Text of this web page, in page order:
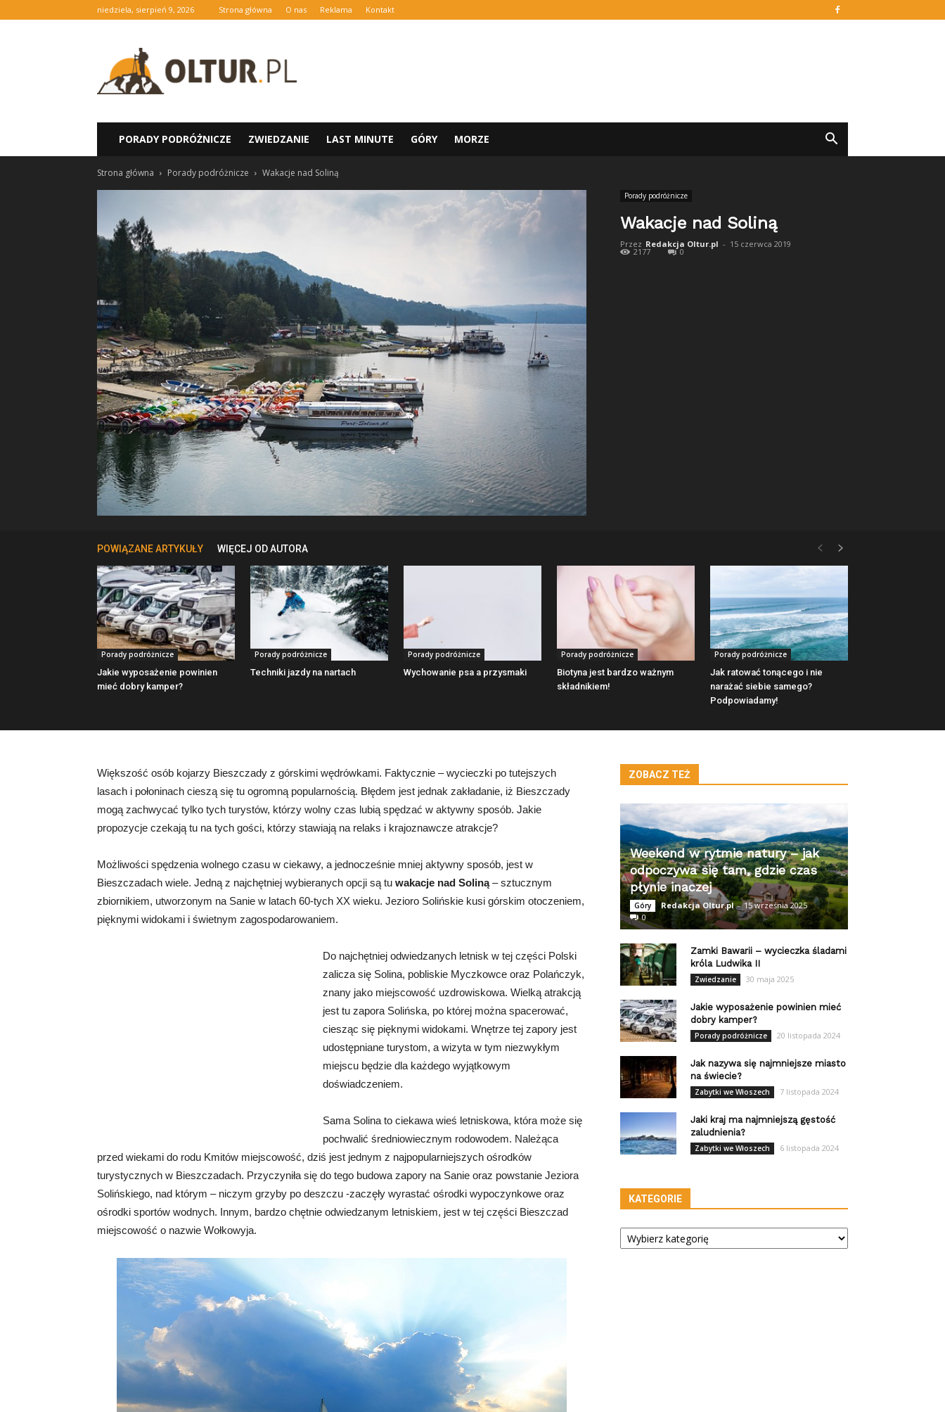
niedziela, sierpień 9, 2026 Strona główna O nas Reklama Kontakt
oltur.pl
PORADY PODRÓŻNICZE ZWIEDZANIE LAST MINUTE GÓRY MORZE
Strona główna Porady podróżnicze Wakacje nad Soliną
Porady podróżnicze
Wakacje nad Soliną
Przez Redakcja Oltur.pl - 15 czerwca 2019
2177 0
POWIĄZANE ARTYKUŁY WIĘCEJ OD AUTORA
Porady podróżnicze
Jakie wyposażenie powinien
mieć dobry kamper?
Porady podróżnicze
Techniki jazdy na nartach
Porady podróżnicze
Wychowanie psa a przysmaki
Porady podróżnicze
Biotyna jest bardzo ważnym
składnikiem!
Porady podróżnicze
Jak ratować tonącego i nie
narażać siebie samego?
Podpowiadamy!
Większość osób kojarzy Bieszczady z górskimi wędrówkami. Faktycznie – wycieczki po tutejszych
lasach i połoninach cieszą się tu ogromną popularnością. Błędem jest jednak zakładanie, iż Bieszczady
mogą zachwycać tylko tych turystów, którzy wolny czas lubią spędzać w aktywny sposób. Jakie
propozycje czekają tu na tych gości, którzy stawiają na relaks i krajoznawcze atrakcje?
Możliwości spędzenia wolnego czasu w ciekawy, a jednocześnie mniej aktywny sposób, jest w
Bieszczadach wiele. Jedną z najchętniej wybieranych opcji są tu wakacje nad Soliną– sztucznym
zbiornikiem, utworzonym na Sanie w latach 60-tych XX wieku. Jezioro Solińskie kusi górskim otoczeniem,
pięknymi widokami i świetnym zagospodarowaniem.
Do najchętniej odwiedzanych letnisk w tej części Polski
zalicza się Solina, pobliskie Myczkowce oraz Polańczyk,
znany jako miejscowość uzdrowiskowa. Wielką atrakcją
jest tu zapora Solińska, po której można spacerować,
ciesząc się pięknymi widokami. Wnętrze tej zapory jest
udostępniane turystom, a wizyta w tym niezwykłym
miejscu będzie dla każdego wyjątkowym
doświadczeniem.
Sama Solina to ciekawa wieś letniskowa, która może się
pochwalić średniowiecznym rodowodem. Należąca
przed wiekami do rodu Kmitów miejscowość, dziś jest jednym z najpopularniejszych ośrodków
turystycznych w Bieszczadach. Przyczyniła się do tego budowa zapory na Sanie oraz powstanie Jeziora
Solińskiego, nad którym – niczym grzyby po deszczu -zaczęły wyrastać ośrodki wypoczynkowe oraz
ośrodki sportów wodnych. Innym, bardzo chętnie odwiedzanym letniskiem, jest w tej części Bieszczad
miejscowość o nazwie Wołkowyja.
ZOBACZ TEŻ
Weekend w rytmie natury – jak
odpoczywa się tam, gdzie czas
płynie inaczej
Góry Redakcja Oltur.pl - 15 września 2025
0
Zamki Bawarii – wycieczka śladami
króla Ludwika II
Zwiedzanie 30 maja 2025
Jakie wyposażenie powinien mieć
dobry kamper?
Porady podróżnicze 20 listopada 2024
Jak nazywa się najmniejsze miasto
na świecie?
Zabytki we Włoszech 7 listopada 2024
Jaki kraj ma najmniejszą gęstość
zaludnienia?
Zabytki we Włoszech 6 listopada 2024
KATEGORIE
Kategorie